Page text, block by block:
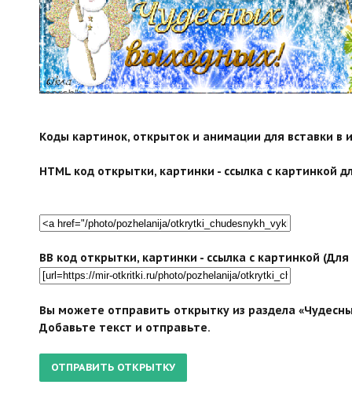
search">
Коды картинок, открыток и анимации для вставки в
HTML код открытки, картинки - ссылка с картинкой
BB код открытки, картинки - ссылка с картинкой
Вы можете отправить открытку из раздела
Добавьте текст и отправьте.